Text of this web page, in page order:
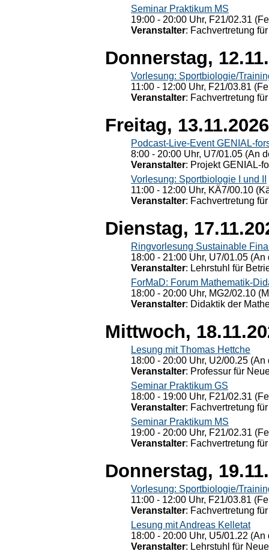
Seminar Praktikum MS
19:00 - 20:00 Uhr, F21/02.31
Veranstalter: Fachvertretung
Donnerstag,
Vorlesung: Sportbiologie/
11:00 - 12:00 Uhr, F21/03.81
Veranstalter: Fachvertretung
Freitag, 13.11.2026
Podcast-Live-Event GENIAL-
8:00 - 20:00 Uhr, U7/01.05 (An
Veranstalter: Projekt GENIAL-
Vorlesung: Sportbiologie I und II
11:00 - 12:00 Uhr, KÄ7/00.10
Veranstalter: Fachvertretung
Dienstag,
Ringvorlesung Sustainable
18:00 - 21:00 Uhr, U7/01.05
Veranstalter: Lehrstuhl für
ForMaD: Forum Mathematik-
18:00 - 20:00 Uhr, MG2/02.10
Veranstalter: Didaktik der
Mittwoch,
Lesung mit Thomas Hettche
18:00 - 20:00 Uhr, U2/00.25
Veranstalter: Professur für
Seminar Praktikum GS
18:00 - 19:00 Uhr, F21/02.31
Veranstalter: Fachvertretung
Seminar Praktikum MS
19:00 - 20:00 Uhr, F21/02.31
Veranstalter: Fachvertretung
Donnerstag,
Vorlesung: Sportbiologie/
11:00 - 12:00 Uhr, F21/03.81
Veranstalter: Fachvertretung
Lesung mit Andreas Kelletat
18:00 - 20:00 Uhr, U5/01.22
Veranstalter: Lehrstuhl für